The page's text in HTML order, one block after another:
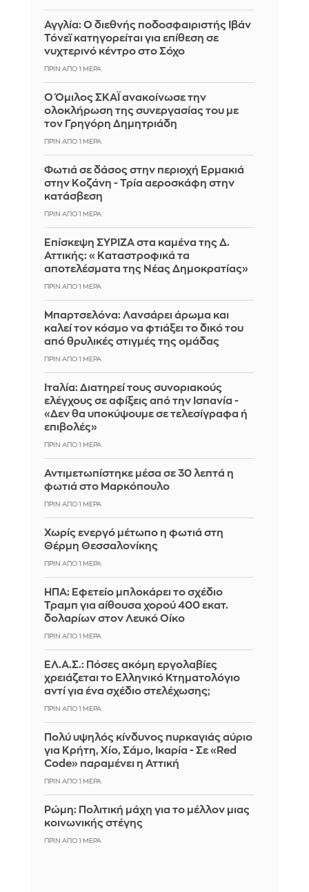
Αγγλία: Ο διεθνής ποδοσφαιριστής Ιβάν
Τόνεϊ κατηγορείται για επίθεση σε
νυχτερινό κέντρο στο Σόχο
ΠΡΙΝ ΑΠΌ 1 ΜΈΡΑ
Ο Όμιλος ΣΚΑΪ ανακοίνωσε την
ολοκλήρωση της συνεργασίας του με
τον Γρηγόρη Δημητριάδη
ΠΡΙΝ ΑΠΌ 1 ΜΈΡΑ
Φωτιά σε δάσος στην περιοχή Ερμακιά
στην Κοζάνη - Τρία αεροσκάφη στην
κατάσβεση
ΠΡΙΝ ΑΠΌ 1 ΜΈΡΑ
Επίσκεψη ΣΥΡΙΖΑ στα καμένα της Δ.
Αττικής: «Καταστροφικά τα
αποτελέσματα της Νέας Δημοκρατίας»
ΠΡΙΝ ΑΠΌ 1 ΜΈΡΑ
Μπαρτσελόνα: Λανσάρει άρωμα και
καλεί τον κόσμο να φτιάξει το δικό του
από θρυλικές στιγμές της ομάδας
ΠΡΙΝ ΑΠΌ 1 ΜΈΡΑ
Ιταλία: Διατηρεί τους συνοριακούς
ελέγχους σε αφίξεις από την Ισπανία -
«Δεν θα υποκύψουμε σε τελεσίγραφα ή
επιβολές»
ΠΡΙΝ ΑΠΌ 1 ΜΈΡΑ
Αντιμετωπίστηκε μέσα σε 30 λεπτά η
φωτιά στο Μαρκόπουλο
ΠΡΙΝ ΑΠΌ 1 ΜΈΡΑ
Χωρίς ενεργό μέτωπο η φωτιά στη
Θέρμη Θεσσαλονίκης
ΠΡΙΝ ΑΠΌ 1 ΜΈΡΑ
ΗΠΑ: Εφετείο μπλοκάρει το σχέδιο
Τραμπ για αίθουσα χορού 400 εκατ.
δολαρίων στον Λευκό Οίκο
ΠΡΙΝ ΑΠΌ 1 ΜΈΡΑ
ΕΛ.Α.Σ.: Πόσες ακόμη εργολαβίες
χρειάζεται το Ελληνικό Κτηματολόγιο
αντί για ένα σχέδιο στελέχωσης;
ΠΡΙΝ ΑΠΌ 1 ΜΈΡΑ
Πολύ υψηλός κίνδυνος πυρκαγιάς αύριο
για Κρήτη, Χίο, Σάμο, Ικαρία - Σε «Red
Code» παραμένει η Αττική
ΠΡΙΝ ΑΠΌ 1 ΜΈΡΑ
Ρώμη: Πολιτική μάχη για το μέλλον μιας
κοινωνικής στέγης
ΠΡΙΝ ΑΠΌ 1 ΜΈΡΑ